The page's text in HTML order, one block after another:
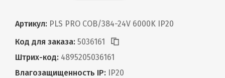
Артикул: PLS PRO COB/384-24V 6000K IP20
Код для заказа: 5036161
Штрих-код: 4895205036161
Влагозащищенность IP: IP20